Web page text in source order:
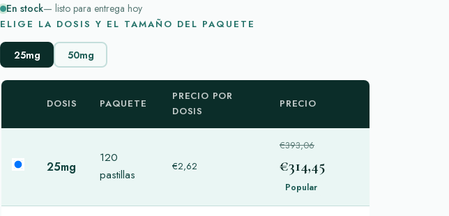
En stock— listo para entrega hoy
ELIGE LA DOSIS Y EL TAMAÑO DEL PAQUETE
25mg 50mg
DOSIS PAQUETE
PRECIO POR
DOSIS
PRECIO
25mg
120
pastillas
€2,62
€393,06
€314,45
Popular